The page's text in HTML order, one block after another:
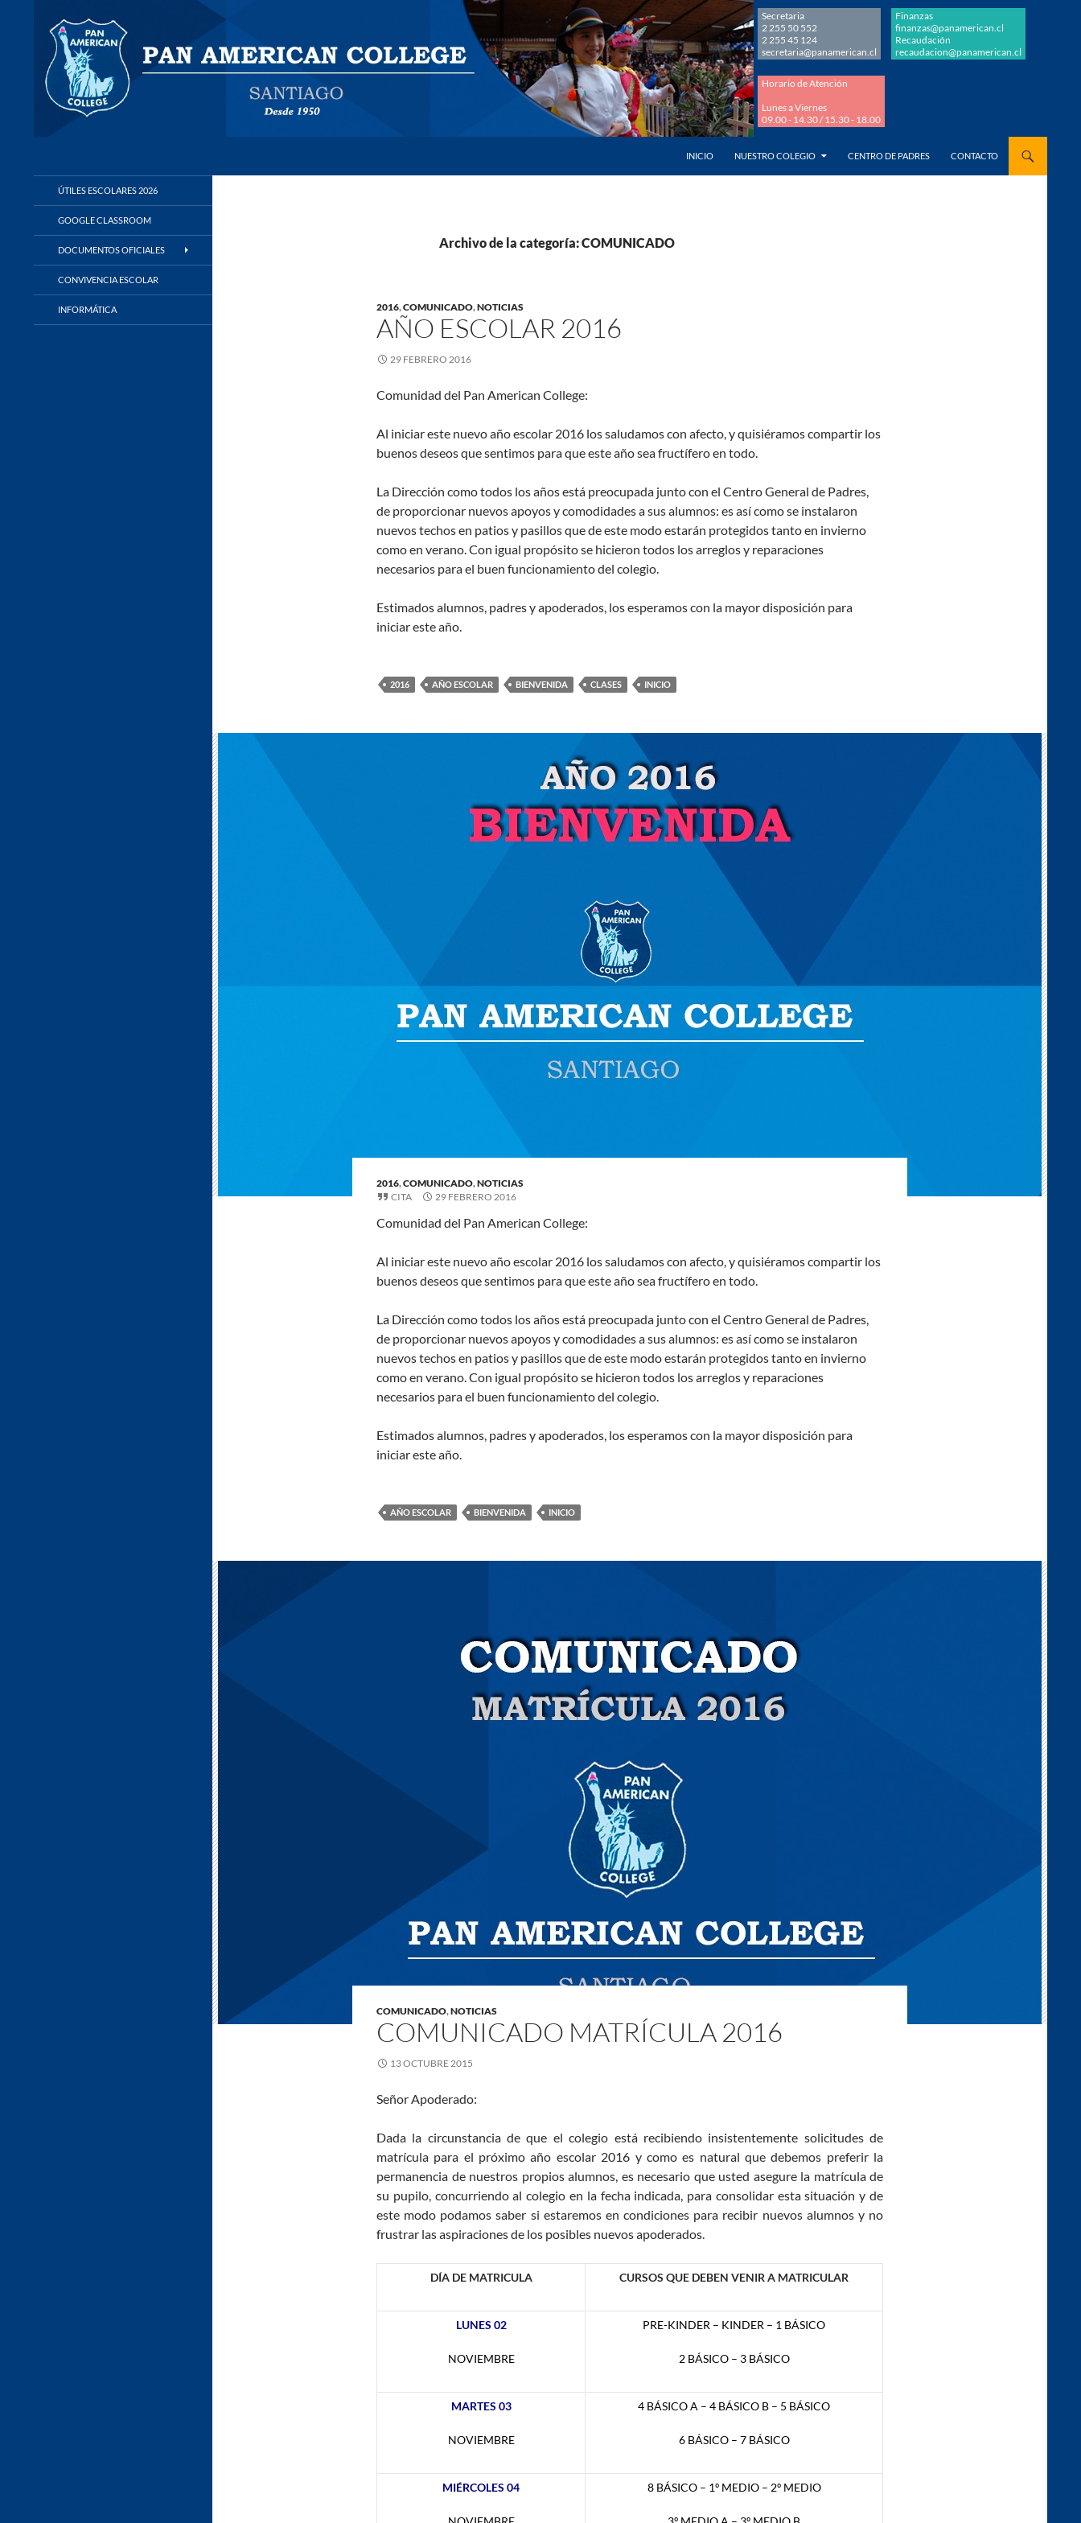
Secretaria
2 255 50 552
2 255 45 124
secretaria@panamerican.cl
Finanzas
finanzas@panamerican.cl
Recaudación
recaudacion@panamerican.cl
Horario de Atención
Lunes a Viernes
09.00 - 14.30 / 15.30 - 18.00
INICIO
NUESTRO COLEGIO CENTRO DE PADRES CONTACTO
Archivo de la categoría: COMUNICADO
2016,COMUNICADO,NOTICIAS
AÑO ESCOLAR 2016
29 FEBRERO 2016
Comunidad del Pan American College:
Al iniciar este nuevo año escolar 2016 los saludamos con afecto, y quisiéramos compartir los
buenos deseos que sentimos para que este año sea fructífero en todo.
La Dirección como todos los años está preocupada junto con el Centro General de Padres,
de proporcionar nuevos apoyos y comodidades a sus alumnos: es así como se instalaron
nuevos techos en patios y pasillos que de este modo estarán protegidos tanto en invierno
como en verano. Con igual propósito se hicieron todos los arreglos y reparaciones
necesarios para el buen funcionamiento del colegio.
Estimados alumnos, padres y apoderados, los esperamos con la mayor disposición para
iniciar este año.
2016 AÑO ESCOLAR BIENVENIDA CLASES INICIO
2016,COMUNICADO,NOTICIAS
CITA
29 FEBRERO 2016
Comunidad del Pan American College:
Al iniciar este nuevo año escolar 2016 los saludamos con afecto, y quisiéramos compartir los
buenos deseos que sentimos para que este año sea fructífero en todo.
La Dirección como todos los años está preocupada junto con el Centro General de Padres,
de proporcionar nuevos apoyos y comodidades a sus alumnos: es así como se instalaron
nuevos techos en patios y pasillos que de este modo estarán protegidos tanto en invierno
como en verano. Con igual propósito se hicieron todos los arreglos y reparaciones
necesarios para el buen funcionamiento del colegio.
Estimados alumnos, padres y apoderados, los esperamos con la mayor disposición para
iniciar este año.
AÑO ESCOLAR BIENVENIDA INICIO
COMUNICADO,NOTICIAS
COMUNICADO MATRÍCULA 2016
13 OCTUBRE 2015
Señor Apoderado:
Dada la circunstancia de que el colegio está recibiendo insistentemente solicitudes de
matrícula para el próximo año escolar 2016 y como es natural que debemos preferir la
permanencia de nuestros propios alumnos, es necesario que usted asegure la matrícula de
su pupilo, concurriendo al colegio en la fecha indicada, para consolidar esta situación y de
este modo podamos saber si estaremos en condiciones para recibir nuevos alumnos y no
frustrar las aspiraciones de los posibles nuevos apoderados.
DÍADE MATRICULA CURSOS QUE DEBEN VENIR A MATRICULAR
LUNES 02
NOVIEMBRE
PRE-KINDER – KINDER – 1 BÁSICO
2 BÁSICO – 3 BÁSICO
MARTES 03
NOVIEMBRE
4 BÁSICO A – 4 BÁSICO B – 5 BÁSICO
6 BÁSICO – 7 BÁSICO
MIÉRCOLES 04 8 BÁSICO – 1º MEDIO – 2º MEDIO
ÚTILES ESCOLARES 2026
GOOGLE CLASSROOM
DOCUMENTOS OFICIALES
CONVIVENCIA ESCOLAR
INFORMÁTICA